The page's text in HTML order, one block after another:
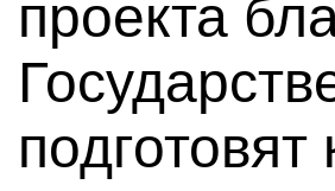
проекта
подготовят